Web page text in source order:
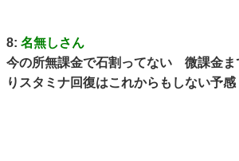
8: 名無しさん
今の所無課金で石割ってない 微課金ま
りスタミナ回復はこれからもしない予感